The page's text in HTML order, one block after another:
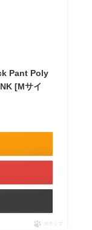
Pant Poly
[Mサイ
ポチップ